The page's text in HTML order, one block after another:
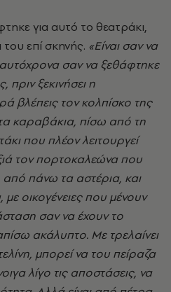
για αυτό το θεατράκι,
του επί σκηνής. «Είναι σαν να
σαν να ξεθάφτηκε
πριν ξεκινήσει η
βλέπεις τον κολπίσκο της
καραβάκια, πίσω από τη
που πλέον λειτουργεί
τον πορτοκαλεώνα που
από πάνω τα αστέρια, και
με οικογένειες που μένουν
σαν να έχουν το
ακάλυπτο. Με τρελαίνει
μπορεί να του πείραζα
λίγο τις αποστάσεις, να